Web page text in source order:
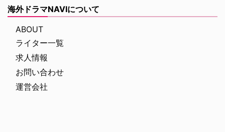
海外ドラマNAVIについて
ABOUT
ライター一覧
求人情報
お問い合わせ
運営会社